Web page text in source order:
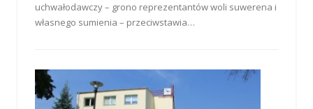
uchwałodawczy – grono reprezentantów woli suwerena i
własnego sumienia – przeciwstawia…